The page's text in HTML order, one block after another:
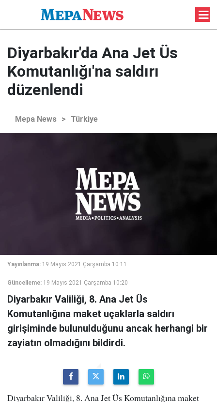
Diyarbakır'da Ana Jet Üs
Komutanlığı'na saldırı
düzenlendi
Mepa News > Türkiye
Yayınlanma: 19 Mayıs 2021 Çarşamba 10:11
Güncelleme: 19 Mayıs 2021 Çarşamba 10:20
Diyarbakır Valiliği, 8. Ana Jet Üs
Komutanlığına maket uçaklarla saldırı
girişiminde bulunulduğunu ancak herhangi bir
zayiatın olmadığını bildirdi.
Diyarbakır Valiliği, 8. Ana Jet Üs Komutanlığına maket